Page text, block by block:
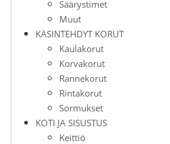
Säärystimet
Muut
KÄSINTEHDYT KORUT
Kaulakorut
Korvakorut
Rannekorut
Rintakorut
Sormukset
KOTI JA SISUSTUS
Keittiö